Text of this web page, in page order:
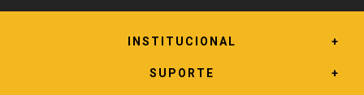
INSTITUCIONAL
SUPORTE